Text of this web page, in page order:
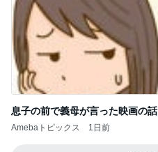
息子の前で義母が言った映画の話
Amebaトピックス 1日前